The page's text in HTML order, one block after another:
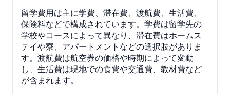
留学費用は主に学費、滞在費、渡航費、生活費、
保険料などで構成されています。学費は留学先の
学校やコースによって異なり、滞在費はホームス
テイや寮、アパートメントなどの選択肢がありま
す。渡航費は航空券の価格や時期によって変動
し、生活費は現地での食費や交通費、教材費など
が含まれます。